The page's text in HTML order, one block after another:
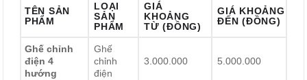
TÊN SẢN
PHẨM
LOẠI
SẢN
PHẨM
GIÁ
KHOẢNG
TỪ (ĐỒNG)
GIÁ KHOẢNG
ĐẾN (ĐỒNG)
Ghế chỉnh
điện 4
hướng
Ghế
chỉnh
điện
3.000.000 5.000.000